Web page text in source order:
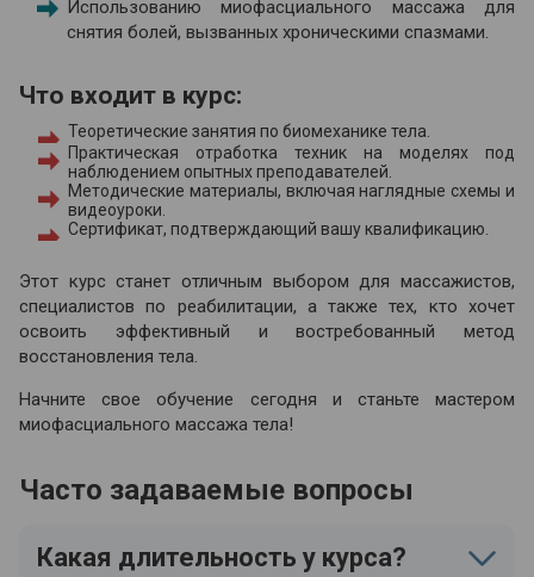
Использованию миофасциального массажа для
снятия болей, вызванных хроническими спазмами.
Что входит в курс:
Теоретические занятия по биомеханике тела.
Практическая отработка техник на моделях под
наблюдением опытных преподавателей.
Методические материалы, включая наглядные схемы и
видеоуроки.
Сертификат, подтверждающий вашу квалификацию.
Этот курс станет отличным выбором для массажистов,
специалистов по реабилитации, а также тех, кто хочет
освоить эффективный и востребованный метод
восстановления тела.
Начните свое обучение сегодня и станьте мастером
миофасциального массажа тела!
Часто задаваемые вопросы
Какая длительность у курса?